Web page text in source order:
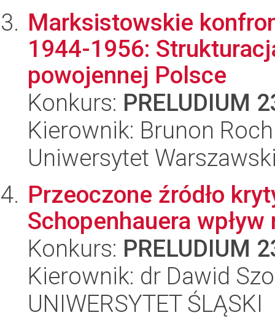
Marksistowskie
1944-1956:
powojennej Polsce
Konkurs: PRELUDIUM
Kierownik: Brunon
Uniwersytet
Przeoczone źródło
Schopenhauera
Konkurs: PRELUDIUM
Kierownik: dr Dawid
UNIWERSYTET ŚLĄSKI